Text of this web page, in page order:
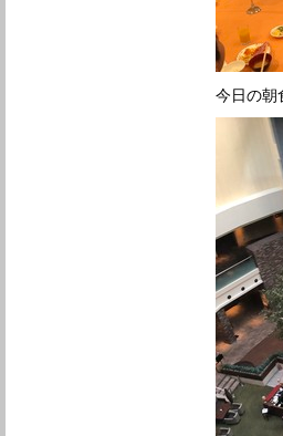
今日の朝